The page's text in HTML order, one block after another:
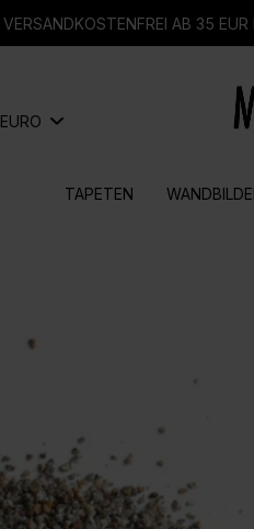
VERSANDKOSTENFREI AB 35
EURO
TAPETEN